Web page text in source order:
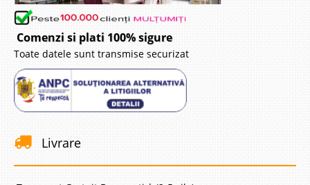
Comenzi si plati 100% sigure
Toate datele sunt transmise securizat
Livrare